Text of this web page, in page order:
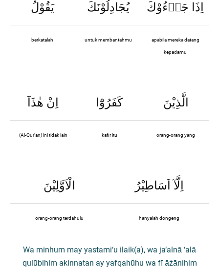
يَقُوْلُ يُجَادِلُوْنَكَ اِذَا جَاۤءُوْكَ
berkatalah untuk membantahmu apabila mereka datang
kepadamu
اِنْ هٰذَآ كَفَرُوْٓا الَّذِيْنَ
(Al-Qur’an) ini tidak lain kafir itu orang-orang yang
الْاَوَّلِيْنَ اِلَّآ اَسَاطِيْرُ
orang-orang terdahulu hanyalah dongeng
Wa minhum may yastami‘u ilaik(a), wa ja‘alnā ‘alā
qulūbihim akinnatan ay yafqahūhu wa fī āżānihim